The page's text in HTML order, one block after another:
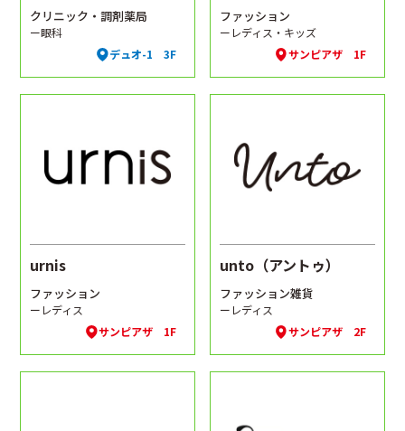
クリニック・調剤薬局
ー眼科
デュオ-1 3F
ファッション
ーレディス・キッズ
サンピアザ 1F
urnis
ファッション
ーレディス
サンピアザ 1F
unto（アントゥ）
ファッション雑貨
ーレディス
サンピアザ 2F